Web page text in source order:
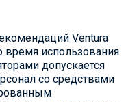
Ventura
время использования
допускается
со средствами